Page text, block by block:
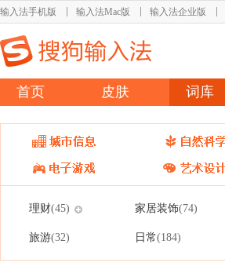
输入法手机版 输入法Mac版 输入法企业版
首页 皮肤 词库
理财(45) 家居装饰(74)
旅游(32) 日常(184)